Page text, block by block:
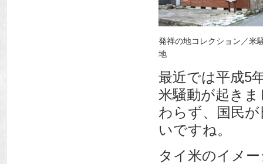
発祥の地コレクション／米
地
最近では平成5
米騒動が起き
わらず、国民
いですね。
タイ米のイメ